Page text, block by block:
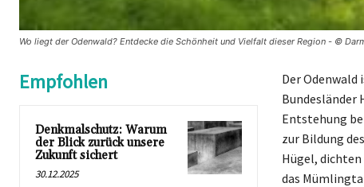
Wo liegt der Odenwald? Entdecke die Schönheit und Vielfalt dieser Region - ©
Empfohlen
Denkmalschutz: Warum
der Blick zurück unsere
Zukunft sichert
30.12.2025
Der
Bundesländer
Entstehung
zur Bildung
Hügel,
das